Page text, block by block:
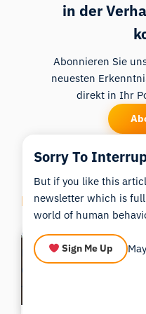
in der
Abonnieren Sie
neuesten
direkt in Ihr
Related Posts
Diesen Artikel
Wie könnte ich das
Sorry To
But if you like this
newsletter which is
world of human
Sign Me Up